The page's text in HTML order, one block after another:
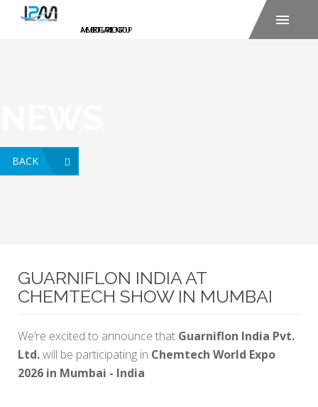
BACK
GUARNIFLON INDIA AT
CHEMTECH SHOW IN MUMBAI
We’re excited to announce that Guarniflon India Pvt.
Ltd.will be participating in Chemtech World Expo
2026 in Mumbai - India